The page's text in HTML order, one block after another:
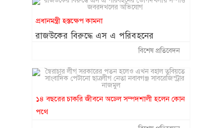
প্রধানমন্ত্রী হস্তক্ষেপ কামনা
রাজউকের বিরুদ্ধে এস এ পরিবহনের
ভোগদখলীয় সম্পত্তি জবরদখলের অভিযোগ
বিশেষ প্রতিবেদন
১৪ বছরের চাকরি জীবনে অঢেল সম্পদশালী হলেন কোন
পথে